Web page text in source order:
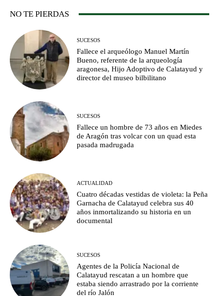
NO TE PIERDAS
SUCESOS
Fallece el arqueólogo Manuel Martín
Bueno, referente de la arqueología
aragonesa, Hijo Adoptivo de Calatayud y
director del museo bilbilitano
SUCESOS
Fallece un hombre de 73 años en Miedes
de Aragón tras volcar con un quad esta
pasada madrugada
ACTUALIDAD
Cuatro décadas vestidas de violeta: la Peña
Garnacha de Calatayud celebra sus 40
años inmortalizando su historia en un
documental
SUCESOS
Agentes de la Policía Nacional de
Calatayud rescatan a un hombre que
estaba siendo arrastrado por la corriente
del río Jalón